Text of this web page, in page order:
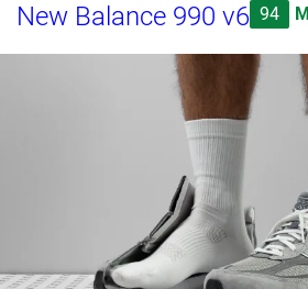
New Balance 990 v6 94